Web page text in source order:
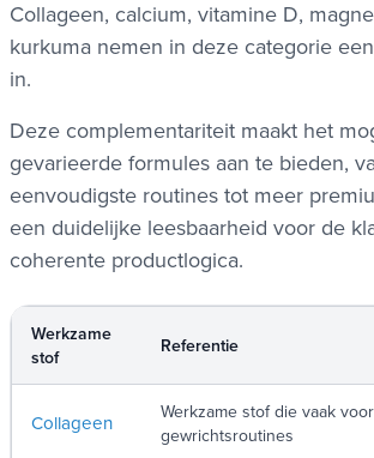
Collageen, calcium, vitamine D,
kurkuma nemen in deze categorie
in.
Deze complementariteit maakt het
gevarieerde formules aan te bieden,
eenvoudigste routines tot meer
een duidelijke leesbaarheid voor de
coherente productlogica.
Werkzame
stof
Referentie
Collageen
Werkzame stof die vaak
gewrichtsroutines